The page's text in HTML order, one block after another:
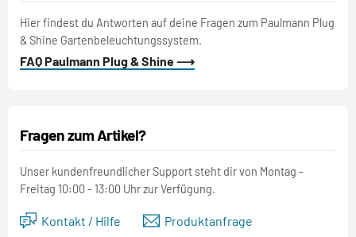
Hier findest du Antworten auf deine Fragen zum Paulmann Plug
& Shine Gartenbeleuchtungssystem.
FAQ Paulmann Plug & Shine ⟶
Fragen zum Artikel?
Unser kundenfreundlicher Support steht dir von Montag -
Freitag 10:00 - 13:00 Uhr zur Verfügung.
Kontakt / Hilfe Produktanfrage